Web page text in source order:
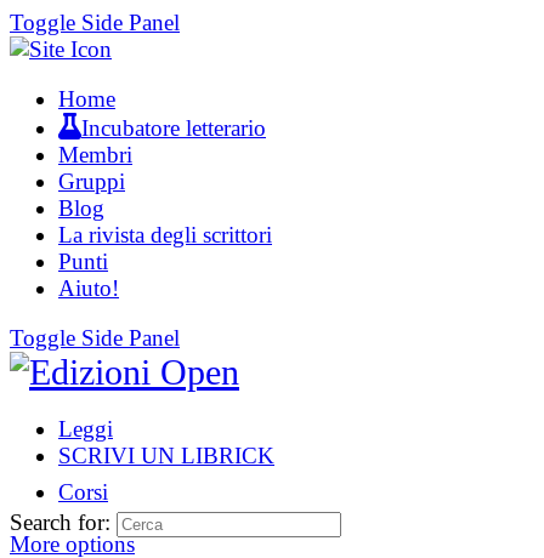
Toggle Side Panel
Home
Incubatore letterario
Membri
Gruppi
Blog
La rivista degli scrittori
Punti
Aiuto!
Toggle Side Panel
Leggi
SCRIVI UN LIBRICK
Corsi
More options
Search for: